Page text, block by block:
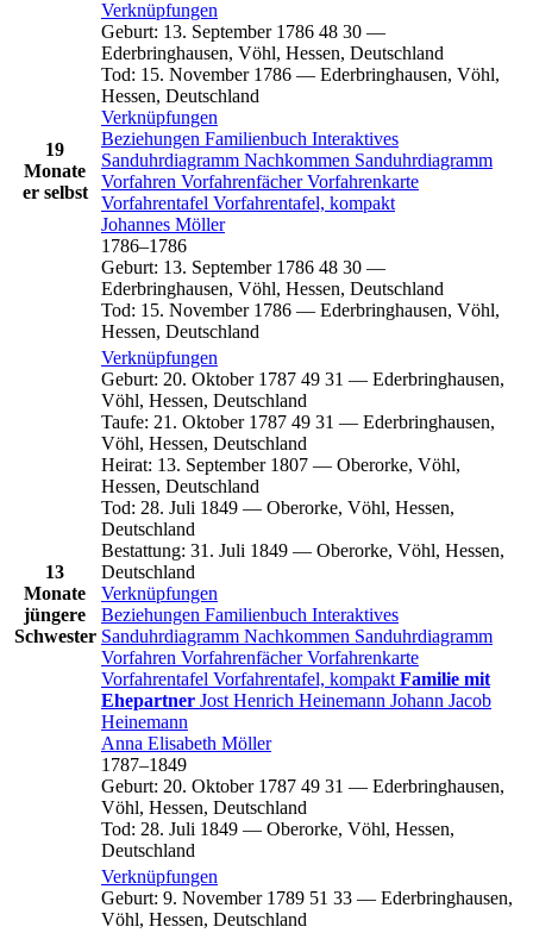
19
Monate
er selbst
Verknüpfungen
Geburt: 13. September 1786 48 30 —
Ederbringhausen, Vöhl, Hessen, Deutschland
Tod: 15. November 1786 — Ederbringhausen, Vöhl,
Hessen, Deutschland
Verknüpfungen
Beziehungen Familienbuch Interaktives
Sanduhrdiagramm Nachkommen Sanduhrdiagramm
Vorfahren VorfahrenfächerVorfahrenkarte
Vorfahrentafel Vorfahrentafel, kompakt
Johannes Möller
1786–1786
Geburt: 13. September 1786 48 30 —
Ederbringhausen, Vöhl, Hessen, Deutschland
Tod: 15. November 1786 — Ederbringhausen, Vöhl,
Hessen, Deutschland
13
Monate
jüngere
Schwester
Verknüpfungen
Geburt: 20. Oktober 1787 49 31 — Ederbringhausen,
Vöhl, Hessen, Deutschland
Taufe: 21. Oktober 1787 49 31 — Ederbringhausen,
Vöhl, Hessen, Deutschland
Heirat: 13. September 1807 — Oberorke, Vöhl,
Hessen, Deutschland
Tod: 28. Juli 1849 — Oberorke, Vöhl, Hessen,
Deutschland
Bestattung: 31. Juli 1849 — Oberorke, Vöhl, Hessen,
Deutschland
Verknüpfungen
Beziehungen Familienbuch Interaktives
Sanduhrdiagramm Nachkommen Sanduhrdiagramm
Vorfahren VorfahrenfächerVorfahrenkarte
Vorfahrentafel Vorfahrentafel, kompakt Familie mit
Ehepartner Jost Henrich Heinemann Johann Jacob
Heinemann
Anna Elisabeth Möller
1787–1849
Geburt: 20. Oktober 1787 49 31 — Ederbringhausen,
Vöhl, Hessen, Deutschland
Tod: 28. Juli 1849 — Oberorke, Vöhl, Hessen,
Deutschland
Verknüpfungen
Geburt: 9. November 1789 51 33 — Ederbringhausen,
Vöhl, Hessen, Deutschland